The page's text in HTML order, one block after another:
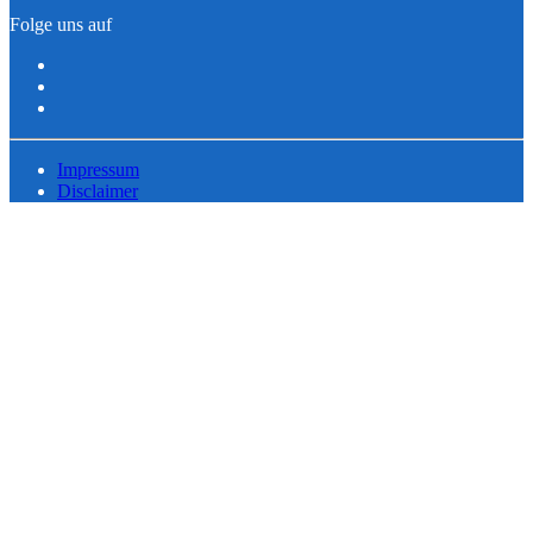
Folge uns auf
Impressum
Disclaimer